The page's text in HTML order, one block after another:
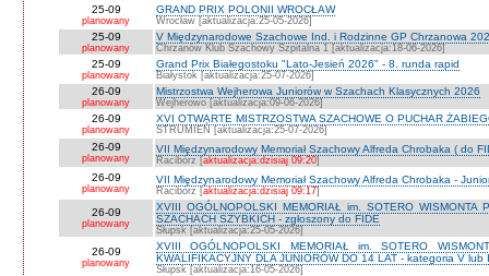
25-09
planowany
GRAND PRIX POLONII WROCŁAW
Wrocław [aktualizacja:25-05-2026]
25-09
planowany
V Międzynarodowe Szachowe Ind. i Rodzinne GP Chrzanowa
Chrzanów Klub Szachowy Szpitalna 1 [aktualizacja:18-06-2026]
25-09
planowany
Grand Prix Białegostoku "Lato-Jesień 2026" - 8. runda rapid
Białystok [aktualizacja:25-07-2026]
26-09
planowany
Mistrzostwa Wejherowa Juniorów w Szachach Klasycznych 2026
Wejherowo [aktualizacja:09-06-2026]
26-09
planowany
XVI OTWARTE MISTRZOSTWA SZACHOWE O PUCHAR
STRUMIEŃ [aktualizacja:25-07-2026]
26-09
planowany
VII Międzynarodowy Memoriał Szachowy Alfreda Chrobaka ( do
Racibórz [aktualizacja:dzisiaj 09:20]
26-09
planowany
VII Międzynarodowy Memoriał Szachowy Alfreda Chrobaka -
Racibórz [aktualizacja:dzisiaj 09:17]
26-09
planowany
XVIII OGÓLNOPOLSKI MEMORIAŁ im. SOTERO WISMONTA
SZACHACH SZYBKICH - zgłoszony do FIDE
Słupsk [aktualizacja:25-05-2026]
26-09
planowany
XVIII OGÓLNOPOLSKI MEMORIAŁ im. SOTERO
KWALIFIKACYJNY DLA JUNIORÓW DO 14 LAT - kategoria V
Słupsk [aktualizacja:16-05-2026]